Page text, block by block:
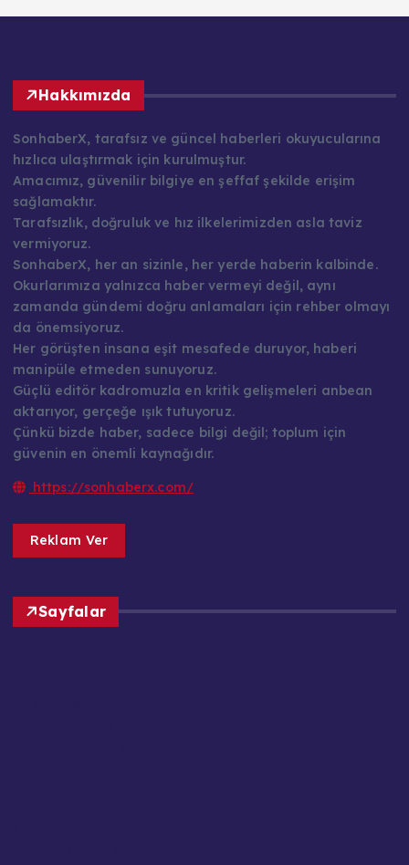
Hakkımızda
SonhaberX, tarafsız ve güncel haberleri okuyucularına
hızlıca ulaştırmak için kurulmuştur.
Amacımız, güvenilir bilgiye en şeffaf şekilde erişim
sağlamaktır.
Tarafsızlık, doğruluk ve hız ilkelerimizden asla taviz
vermiyoruz.
SonhaberX, her an sizinle, her yerde haberin kalbinde.
Okurlarımıza yalnızca haber vermeyi değil, aynı
zamanda gündemi doğru anlamaları için rehber olmayı
da önemsiyoruz.
Her görüşten insana eşit mesafede duruyor, haberi
manipüle etmeden sunuyoruz.
Güçlü editör kadromuzla en kritik gelişmeleri anbean
aktarıyor, gerçeğe ışık tutuyoruz.
Çünkü bizde haber, sadece bilgi değil; toplum için
güvenin en önemli kaynağıdır.
https://sonhaberx.com/
Reklam Ver
Sayfalar